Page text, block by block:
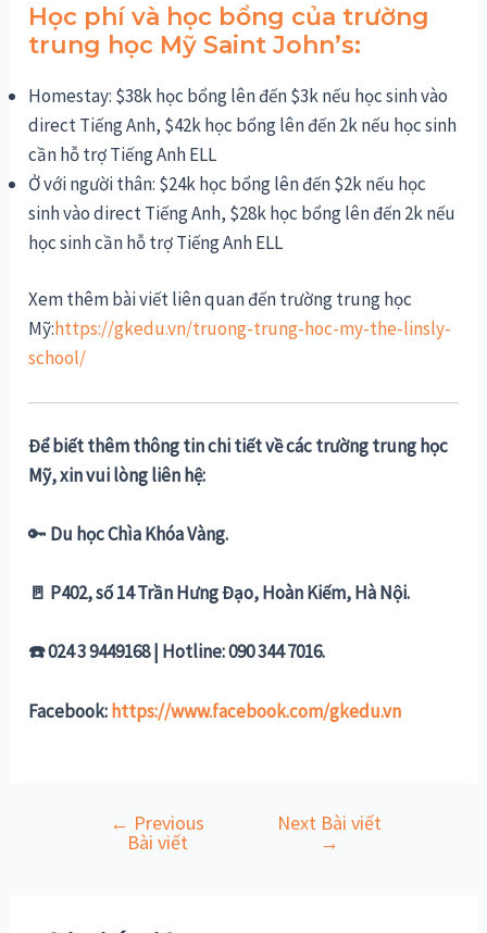
Học phí và học bổng của trường
trung học Mỹ Saint John’s:
Homestay: $38k học bổng lên đến $3k nếu học sinh vào
direct Tiếng Anh, $42k học bổng lên đến 2k nếu học sinh
cần hỗ trợ Tiếng Anh ELL
Ở với người thân: $24k học bổng lên đến $2k nếu học
sinh vào direct Tiếng Anh, $28k học bổng lên đến 2k nếu
học sinh cần hỗ trợ Tiếng Anh ELL
Xem thêm bài viết liên quan đến trường trung học
Mỹ:https://gkedu.vn/truong-trung-hoc-my-the-linsly-
school/
Để biết thêm thông tin chi tiết về các trường trung học
Mỹ, xin vui lòng liên hệ:
🔑 Du học Chìa Khóa Vàng.
🚪 P402, số 14 Trần Hưng Đạo, Hoàn Kiếm, Hà Nội.
☎️ 024 3 9449168 | Hotline: 090 344 7016.
Facebook:https://www.facebook.com/gkedu.vn
← Previous
Bài viết
Next Bài viết
→